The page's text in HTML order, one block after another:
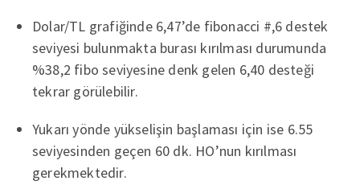
Dolar/TL grafiğinde 6,47’de fibonacci #,6 destek
seviyesi bulunmakta burası kırılması durumunda
%38,2 fibo seviyesine denk gelen 6,40 desteği
tekrar görülebilir.
Yukarı yönde yükselişin başlaması için ise 6.55
seviyesinden geçen 60 dk. HO’nun kırılması
gerekmektedir.